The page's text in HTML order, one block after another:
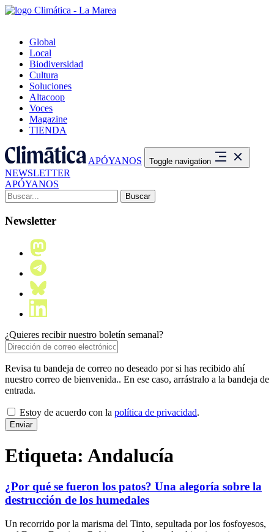
Global
Local
Biodiversidad
Cultura
Soluciones
Altacoop
Voces
Magazine
TIENDA
APÓYANOS Toggle navigation
NEWSLETTER
APÓYANOS
Buscar:
Newsletter
¿Quieres recibir nuestro boletín semanal?
Revisa tu bandeja de correo no deseado por si has recibido ahí
nuestro correo de bienvenida.. En ese caso, arrástralo a la bandeja de
entrada.
Estoy de acuerdo con la política de privacidad.
Etiqueta: Andalucía
¿Por qué se fueron los patos? Una alegoría sobre la
destrucción de los humedales
Un recorrido por la marisma del Tinto, sepultada por los fosfoyesos,